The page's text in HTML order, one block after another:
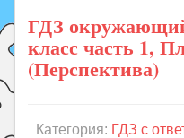
ГДЗ
класс часть 1,
(Перспектива)
Категория: ГДЗ с